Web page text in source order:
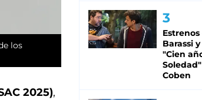
los
2025),
Estrenos
Barassi
"Cien
Coben